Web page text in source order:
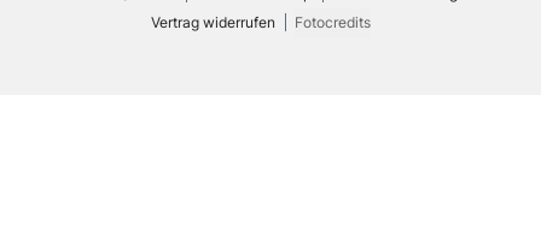
Vertrag widerrufen
Fotocredits